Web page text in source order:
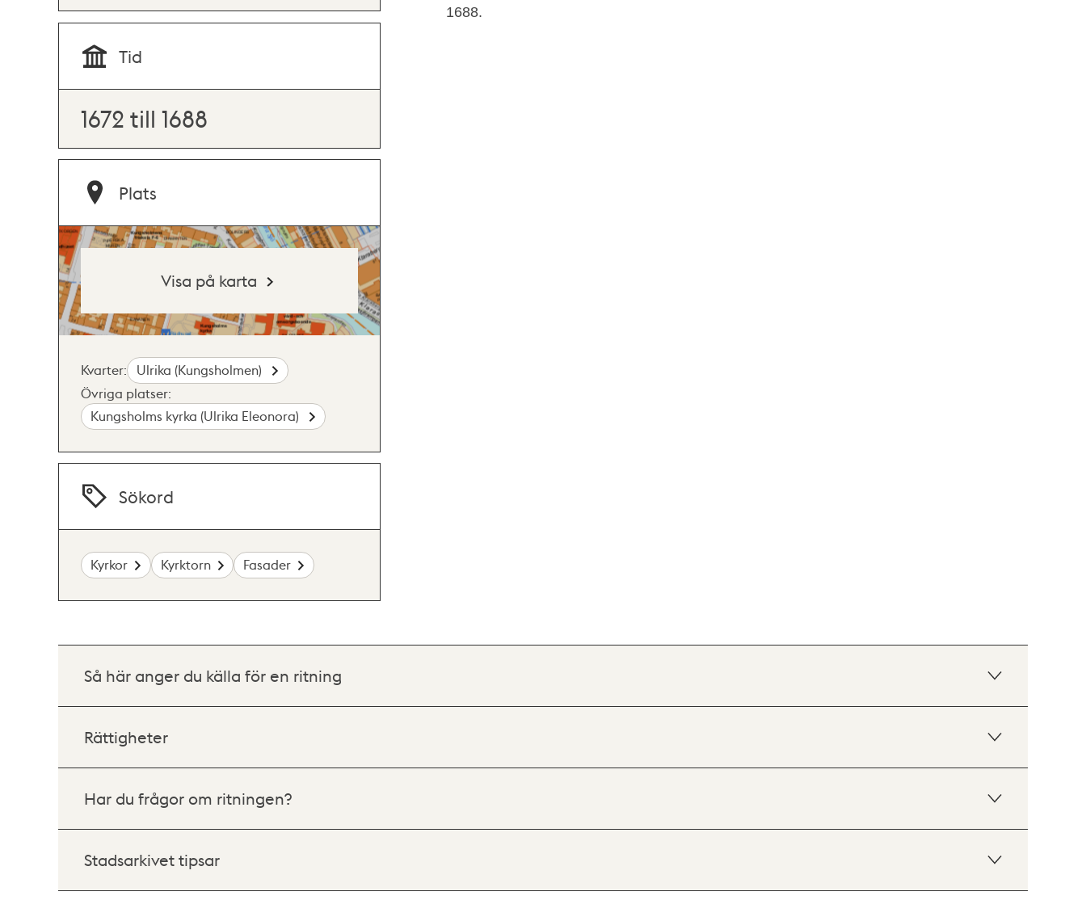
1688.
Tid
1672 till 1688
Plats
Visa på karta
Kvarter:
Ulrika (Kungsholmen)
Övriga platser:
Kungsholms kyrka (Ulrika Eleonora)
Sökord
Kyrkor Kyrktorn Fasader
Så här anger du källa för en ritning
Rättigheter
Har du frågor om ritningen?
Stadsarkivet tipsar